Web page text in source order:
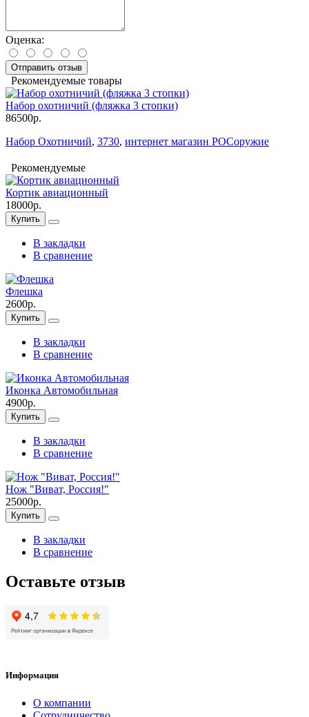
Оценка:
Отправить отзыв
Рекомендуемые товары
Набор охотничий (фляжка 3 стопки)
86500р.
Набор Охотничий, 3730, интернет магазин РОСоружие
Рекомендуемые
Кортик авиационный
18000р.
Купить
В закладки
В сравнение
Флешка
2600р.
Купить
В закладки
В сравнение
Иконка Автомобильная
4900р.
Купить
В закладки
В сравнение
Нож "Виват, Россия!"
25000р.
Купить
В закладки
В сравнение
Оставьте отзыв
Информация
О компании